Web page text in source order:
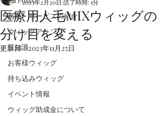
商品・サービスの紹介
ウィッグアレンジ
豆知識
お客様ウィッグ
持ち込みウィッグ
イベント情報
ウィッグ助成金について
医療用人毛MIXウィッグの
分け目を変える
2023年2月20日 読了時間: 1分
更新日：2023年11月25日